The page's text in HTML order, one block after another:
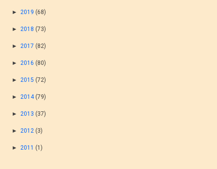
►2019 (68)
►2018 (73)
►2017 (82)
►2016 (80)
►2015 (72)
►2014 (79)
►2013 (37)
►2012 (3)
►2011 (1)